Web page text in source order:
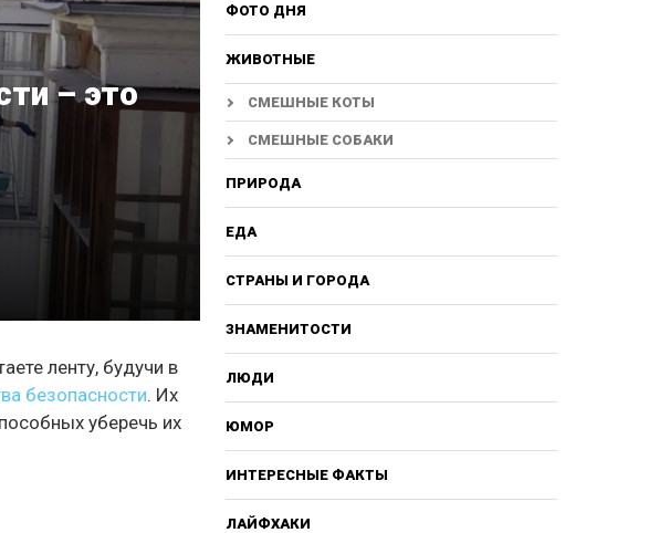
– это
ленту, будучи в
безопасности. Их
уберечь их
ФОТО ДНЯ
ЖИВОТНЫЕ
СМЕШНЫЕ КОТЫ
СМЕШНЫЕ СОБАКИ
ПРИРОДА
ЕДА
СТРАНЫ И ГОРОДА
ЗНАМЕНИТОСТИ
ЛЮДИ
ЮМОР
ИНТЕРЕСНЫЕ ФАКТЫ
ЛАЙФХАКИ